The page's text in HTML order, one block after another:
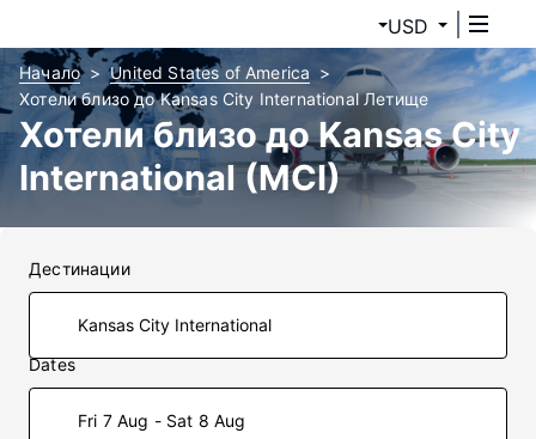
USD
Начало
United States of America
Хотели близо до Kansas City International Летище
Хотели близо до Kansas City
International (MCI)
Дестинации
Dates
Fri 7 Aug - Sat 8 Aug